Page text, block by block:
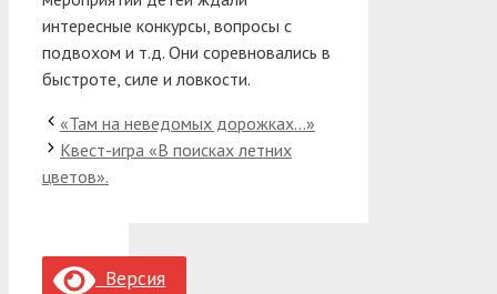
интересные конкурсы, вопросы с
подвохом и т.д. Они соревновались в
быстроте, силе и ловкости.
«Там на неведомых дорожках…»
Квест-игра «В поисках летних
цветов».
Версия